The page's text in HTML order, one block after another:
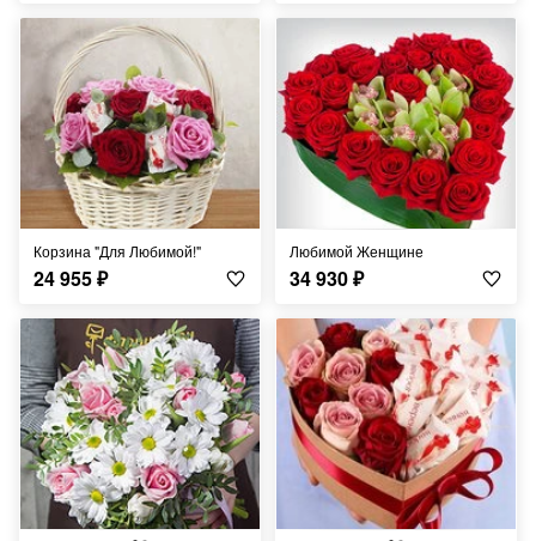
Корзина "Для Любимой!"
24 955₽
Любимой Женщине
34 930₽